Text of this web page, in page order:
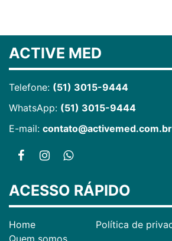
ACTIVE MED
Telefone: (51) 3015-9444
WhatsApp: (51) 3015-9444
E-mail: contato@activemed.com.br
ACESSO RÁPIDO
Home
Política de